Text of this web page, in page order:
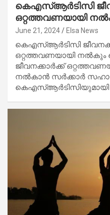
കെഎസ്ആർടിസി
ഒറ്റത്തവണയായി
June 21, 2024 Elsa News
കെഎസ്ആർടിസി
ഒറ്റത്തവണയായി
ജീവനക്കാർക്ക്
നൽകാൻ സർക്കാർ
കെഎസ്ആർടിസിയുമായി